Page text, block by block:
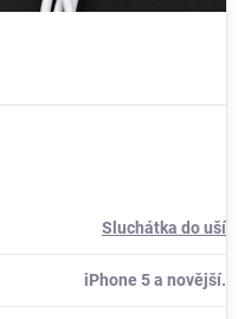
Sluchátka do uší
iPhone 5 a novější.